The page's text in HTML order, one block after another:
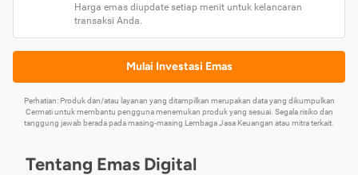
Harga emas diupdate setiap menit untuk kelancaran
transaksi Anda.
Mulai Investasi Emas
Perhatian: Produk dan/atau layanan yang ditampilkan merupakan data yang dikumpulkan
Cermati untuk membantu pengguna menemukan produk yang sesuai. Segala risiko dan
tanggung jawab berada pada masing-masing Lembaga Jasa Keuangan atau mitra terkait.
Tentang Emas Digital